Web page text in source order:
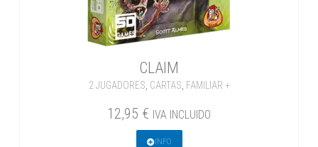
CLAIM
2 JUGADORES CARTAS FAMILIAR +
12,95 € IVA INCLUIDO
INFO